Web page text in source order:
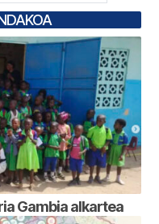
Gambia alkartea